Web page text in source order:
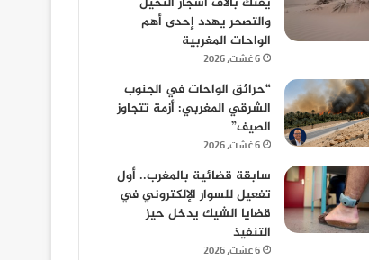
والتصحر يهدد إحدى أهم
الواحات المغربية
6 غشت، 2026
“حرائق الواحات في الجنوب
الشرقي المغربي: أزمة تتجاوز
الصيف”
6 غشت، 2026
سابقة قضائية بالمغرب.. أول
تفعيل للسوار الإلكتروني في
قضايا الشيك يدخل حيز
التنفيذ
6 غشت، 2026